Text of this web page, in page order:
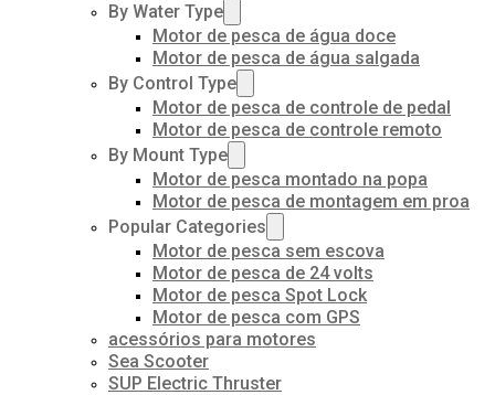
By Water Type
Motor de pesca de água doce
Motor de pesca de água salgada
By Control Type
Motor de pesca de controle de pedal
Motor de pesca de controle remoto
By Mount Type
Motor de pesca montado na popa
Motor de pesca de montagem em proa
Popular Categories
Motor de pesca sem escova
Motor de pesca de 24 volts
Motor de pesca Spot Lock
Motor de pesca com GPS
acessórios para motores
Sea Scooter
SUP Electric Thruster